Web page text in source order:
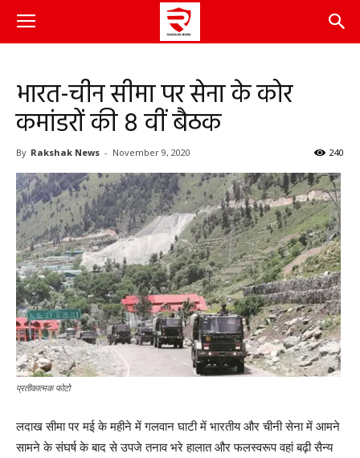
भारत-चीन सीमा पर सेना के कोर
कमांडरों की 8 वीं बैठक
By Rakshak News - November 9, 2020 240
प्रतीकात्मक फोटो
लदाख सीमा पर मई के महीने में गलवान घाटी में भारतीय और चीनी सेना में आमने
सामने के संघर्ष के बाद से उपजे तनाव भरे हालात और फलस्वरूप वहां बढ़ी सैन्य